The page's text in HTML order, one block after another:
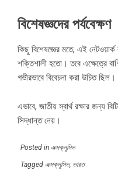
বিশেষজ্ঞদের পর্যবেক্ষণ
কিছু বিশেষজ্ঞের মতে, এই
শক্তিশালী হতো। তবে এক্ষেত্রে
গভীরভাবে বিবেচনা করা উচিত ছিল।
এভাবে, জাতীয় স্বার্থ রক্ষার জন্য
সিদ্ধান্ত নেয়।
Posted in এক্সক্লুসিভ
Tagged এক্সক্লুসিভ, ভারত